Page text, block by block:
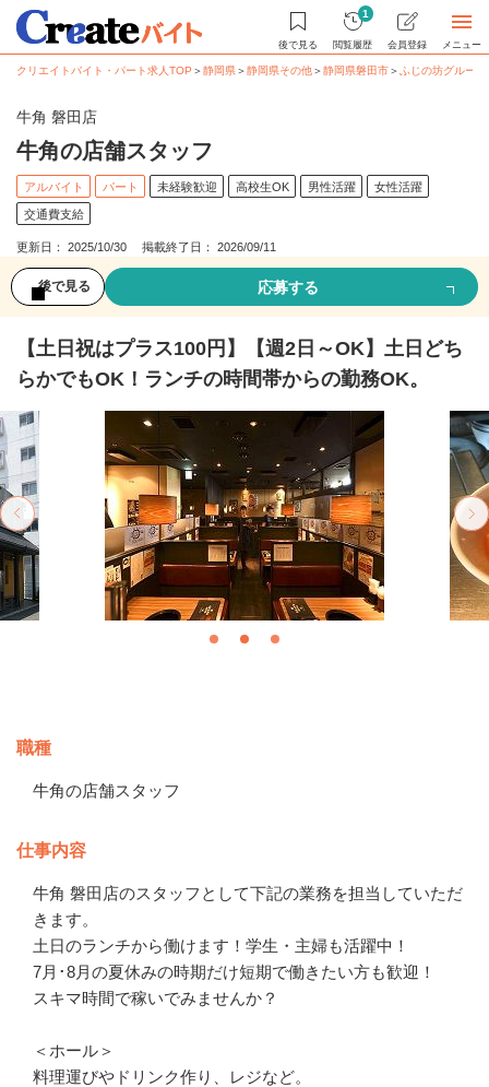
後で見る
1
閲覧履歴 会員登録 メニュー
クリエイトバイト・パート求人TOP ＞静岡県＞静岡県その他＞静岡県磐田市＞ ふじの坊グループ
牛角 磐田店
牛角の店舗スタッフ
アルバイト パート 未経験歓迎 高校生OK 男性活躍 女性活躍
交通費支給
更新日： 2025/10/30 掲載終了日： 2026/09/11
後で見る 応募する
【土日祝はプラス100円】【週2日～OK】土日どち
らかでもOK！ランチの時間帯からの勤務OK。
職種
牛角の店舗スタッフ
仕事内容
牛角 磐田店のスタッフとして下記の業務を担当していただ
きます。
土日のランチから働けます！学生・主婦も活躍中！
7月･8月の夏休みの時期だけ短期で働きたい方も歓迎！
スキマ時間で稼いでみませんか？
＜ホール＞
料理運びやドリンク作り、レジなど。